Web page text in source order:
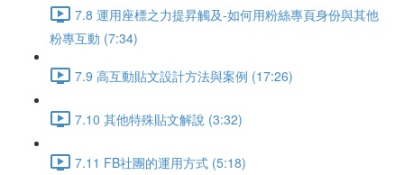
7.8 運用座標之力提昇觸及-如何用粉絲專頁身份與其他
粉專互動 (7:34)
7.9 高互動貼文設計方法與案例 (17:26)
7.10 其他特殊貼文解說 (3:32)
7.11 FB社團的運用方式 (5:18)